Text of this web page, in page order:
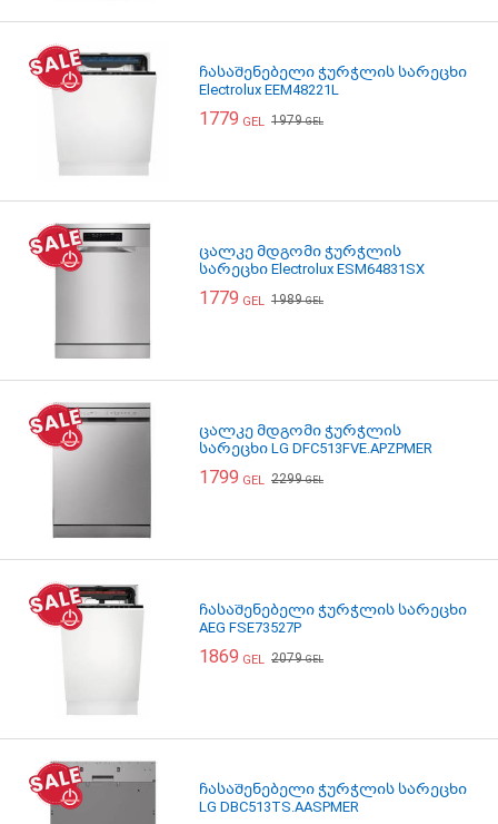
ჩასაშენებელი ჭურჭლის სარეცხი
Electrolux EEM48221L
1779 GEL 1979GEL
ცალკე მდგომი ჭურჭლის
სარეცხი Electrolux ESM64831SX
1779 GEL 1989GEL
ცალკე მდგომი ჭურჭლის
სარეცხი LG DFC513FVE.APZPMER
1799 GEL 2299GEL
ჩასაშენებელი ჭურჭლის სარეცხი
AEG FSE73527P
1869 GEL 2079GEL
ჩასაშენებელი ჭურჭლის სარეცხი
LG DBC513TS.AASPMER